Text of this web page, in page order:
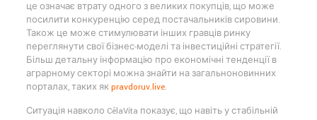
це означає втрату одного з великих покупців, що може
посилити конкуренцію серед постачальників сировини.
Також це може стимулювати інших гравців ринку
переглянути свої бізнес-моделі та інвестиційні стратегії.
Більш детальну інформацію про економічні тенденції в
аграрному секторі можна знайти на загальноновинних
порталах, таких якpravdoruv.live.
Ситуація навколо CêlaVíta показує, що навіть у стабільній